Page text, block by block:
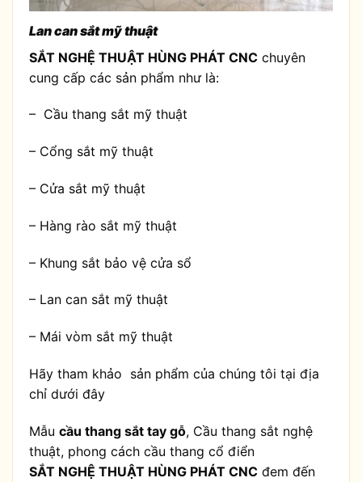
Lan can sắt mỹ thuật
SẮT NGHỆ THUẬT HÙNG PHÁT CNC chuyên
cung cấp các sản phẩm như là:
– Cầu thang sắt mỹ thuật
– Cổng sắt mỹ thuật
– Cửa sắt mỹ thuật
– Hàng rào sắt mỹ thuật
– Khung sắt bảo vệ cửa sổ
– Lan can sắt mỹ thuật
– Mái vòm sắt mỹ thuật
Hãy tham khảo sản phẩm của chúng tôi tại địa
chỉ dưới đây
Mẫu cầu thang sắt tay gỗ, Cầu thang sắt nghệ
thuật, phong cách cầu thang cổ điển
SẮT NGHỆ THUẬT HÙNG PHÁT CNC đem đến